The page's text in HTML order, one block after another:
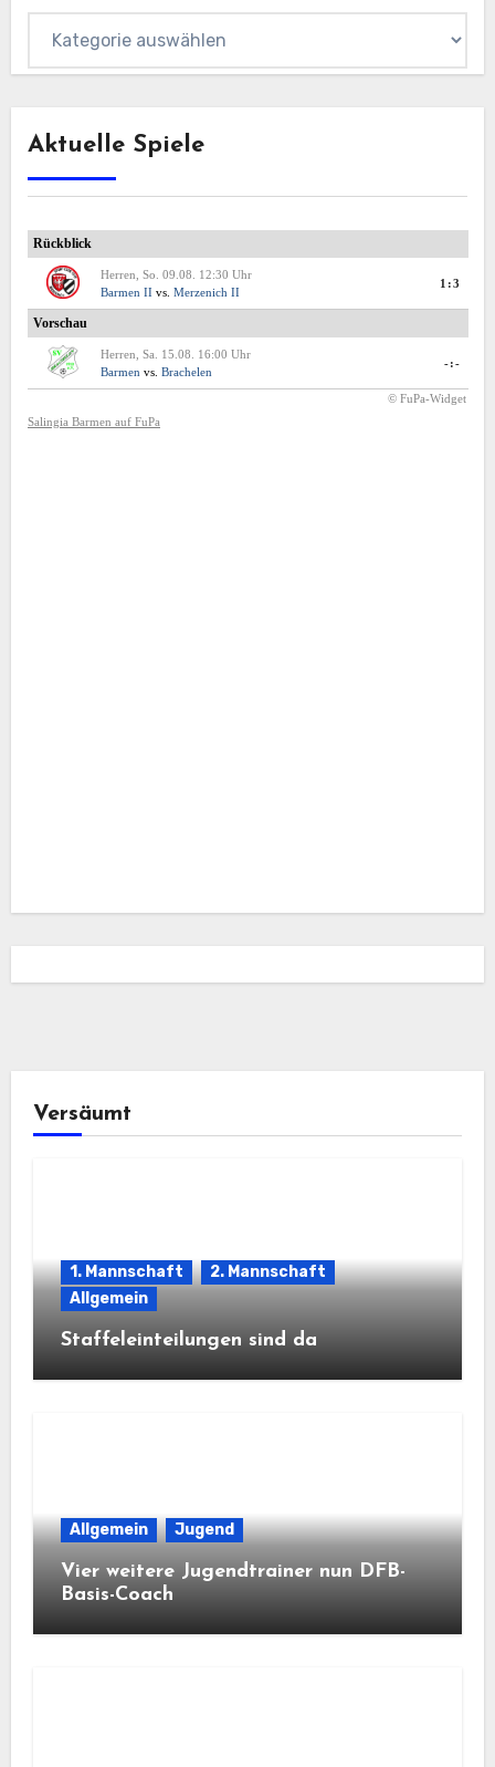
Aktuelle Spiele
Versäumt
1. Mannschaft
2. Mannschaft
Allgemein
Staffeleinteilungen sind da
Allgemein Jugend
Vier weitere Jugendtrainer nun DFB-
Basis-Coach